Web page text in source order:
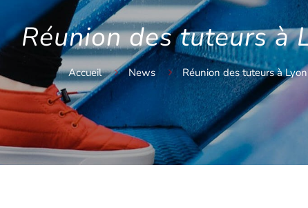
Réunion des tuteurs à
Accueil News Réunion des tuteurs à Lyon